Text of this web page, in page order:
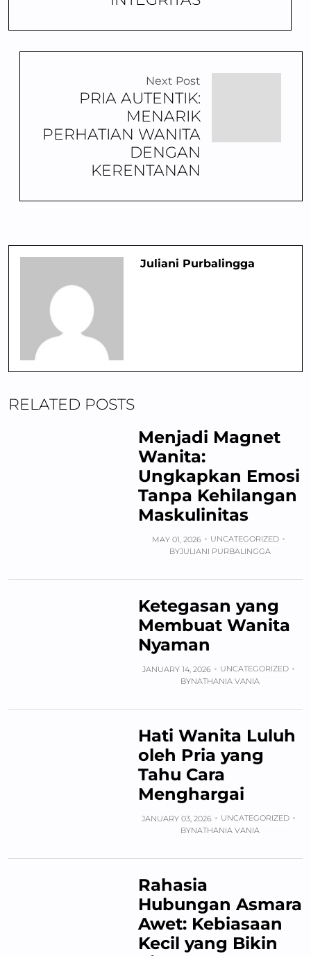
Next Post
PRIA AUTENTIK:
MENARIK
PERHATIAN WANITA
DENGAN
KERENTANAN
Juliani Purbalingga
RELATED POSTS
Menjadi Magnet
Wanita:
Ungkapkan Emosi
Tanpa Kehilangan
Maskulinitas
MAY 01, 2026
UNCATEGORIZED
BYJULIANI PURBALINGGA
Ketegasan yang
Membuat Wanita
Nyaman
JANUARY 14, 2026
UNCATEGORIZED
BYNATHANIA VANIA
Hati Wanita Luluh
oleh Pria yang
Tahu Cara
Menghargai
JANUARY 03, 2026
UNCATEGORIZED
BYNATHANIA VANIA
Rahasia
Hubungan Asmara
Awet: Kebiasaan
Kecil yang Bikin